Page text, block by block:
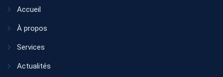
Accueil
À propos
Services
Actualités